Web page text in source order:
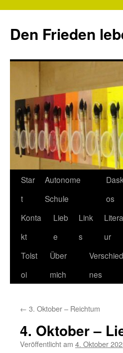
springen
Den Frieden
Star
t
Autonome
Schule
os
Konta
kt
Lieb
e
Link
s
ur
Tolst
oi
Über
mich
nes
← 3. Oktober – Reichtum
4. Oktober –
Veröffentlicht am 4. Oktober